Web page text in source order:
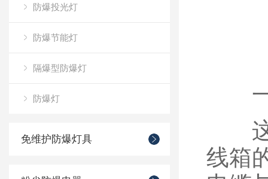
防爆投光灯
防爆节能灯
隔爆型防爆灯
防爆灯
免维护防爆灯具
一
这
线箱